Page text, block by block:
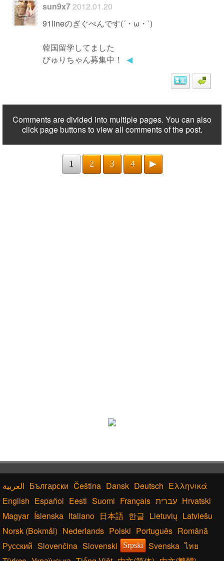
sun9x72012.01.20
91lineのぎぐぺんです(´・ω・`)
韓国留学してました
びゅりちゃん募集中！
◀
Comments are divided into multiple pages. You can also
click page buttons to view all comments of the post.
1 2 3 4 ▶
Български Čeština Dansk Deutsch Ελληνικά
English Español Eesti Suomi Français עברית Hrvatski
Magyar Íslenska Italiano 日本語 한글 Lietuvių Latviešu
Norsk (Bokmål) Nederlands Polski Português Română
Русский Slovenčina Slovenski Srpski Svenska ไทย